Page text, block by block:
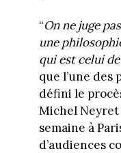
“On ne juge
une
qui est celui
que l’une
défini le
Michel Neyret
semaine à
d’audiences